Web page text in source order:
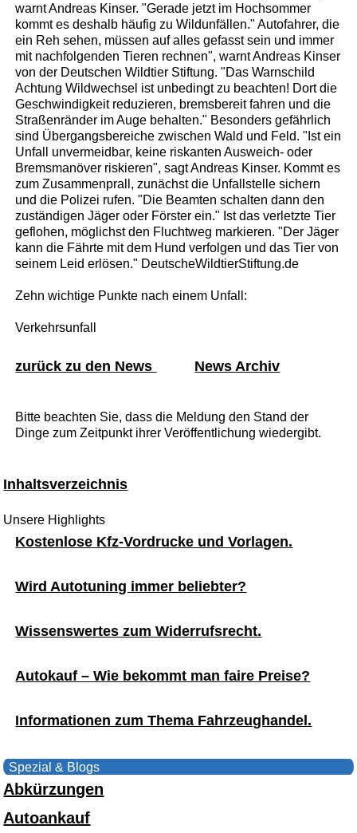
warnt Andreas Kinser. "Gerade jetzt im Hochsommer
kommt es deshalb häufig zu Wildunfällen." Autofahrer, die
ein Reh sehen, müssen auf alles gefasst sein und immer
mit nachfolgenden Tieren rechnen", warnt Andreas Kinser
von der Deutschen Wildtier Stiftung. "Das Warnschild
Achtung Wildwechsel ist unbedingt zu beachten! Dort die
Geschwindigkeit reduzieren, bremsbereit fahren und die
Straßenränder im Auge behalten." Besonders gefährlich
sind Übergangsbereiche zwischen Wald und Feld. "Ist ein
Unfall unvermeidbar, keine riskanten Ausweich- oder
Bremsmanöver riskieren", sagt Andreas Kinser. Kommt es
zum Zusammenprall, zunächst die Unfallstelle sichern
und die Polizei rufen. "Die Beamten schalten dann den
zuständigen Jäger oder Förster ein." Ist das verletzte Tier
geflohen, möglichst den Fluchtweg markieren. "Der Jäger
kann die Fährte mit dem Hund verfolgen und das Tier von
seinem Leid erlösen." DeutscheWildtierStiftung.de
Zehn wichtige Punkte nach einem Unfall:
Verkehrsunfall
zurück zu den News News Archiv
Bitte beachten Sie, dass die Meldung den Stand der
Dinge zum Zeitpunkt ihrer Veröffentlichung wiedergibt.
Inhaltsverzeichnis
Unsere Highlights
Kostenlose Kfz-Vordrucke und Vorlagen.
Wird Autotuning immer beliebter?
Wissenswertes zum Widerrufsrecht.
Autokauf – Wie bekommt man faire Preise?
Informationen zum Thema Fahrzeughandel.
Spezial & Blogs
Abkürzungen
Autoankauf